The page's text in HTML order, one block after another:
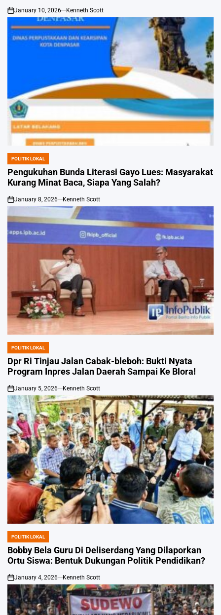
on
January 10, 2026 Kenneth Scott
POSTED
IN
POLITIK LOKAL
Pengukuhan Bunda Literasi Gayo Lues: Masyarakat
Kurang Minat Baca, Siapa Yang Salah?
on
January 8, 2026 Kenneth Scott
POSTED
IN
POLITIK LOKAL
Dpr Ri Tinjau Jalan Cabak-bleboh: Bukti Nyata
Program Inpres Jalan Daerah Sampai Ke Blora!
on
January 5, 2026 Kenneth Scott
POSTED
IN
POLITIK LOKAL
Bobby Bela Guru Di Deliserdang Yang Dilaporkan
Ortu Siswa: Bentuk Dukungan Politik Pendidikan?
on
January 4, 2026 Kenneth Scott